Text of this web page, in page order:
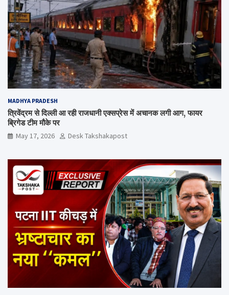
MADHYA PRADESH
त्रिवेंद्रम से दिल्ली आ रही राजधानी एक्सप्रेस में अचानक लगी आग, फायर
ब्रिगेड टीम मौके पर
May 17, 2026 Desk Takshakapost